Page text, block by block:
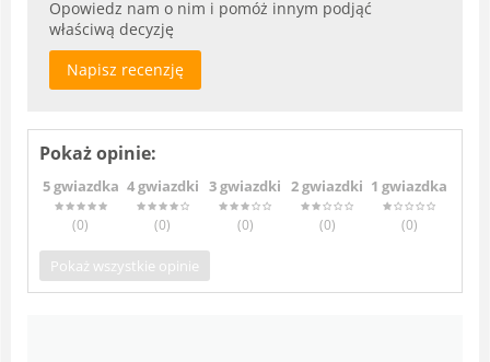
Opowiedz nam o nim i pomóż innym podjąć
właściwą decyzję
Napisz recenzję
Pokaż opinie:
5 gwiazdka
(0)
4 gwiazdki
(0)
3 gwiazdki
(0)
2 gwiazdki
(0)
1 gwiazdka
(0)
Pokaż wszystkie opinie